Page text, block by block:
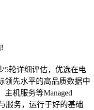
5轮详细评估，优选在电
领先水平的高品质数据中
机服务等Managed
服务，运行于好的基础